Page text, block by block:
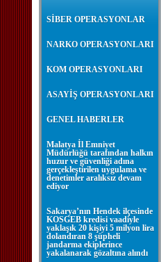
SİBER OPERASYONLAR
NARKO OPERASYONLARI
KOM OPERASYONLARI
ASAYİŞ OPERASYONLARI
GENEL HABERLER
Malatya İl Emniyet
Müdürlüğü tarafından halkın
huzur ve güvenliği adına
gerçekleştirilen uygulama ve
denetimler aralıksız devam
ediyor
Sakarya’nın Hendek ilçesinde
KOSGEB kredisi vaadiyle
yaklaşık 20 kişiyi 5 milyon lira
dolandıran 8 şüpheli
jandarma ekiplerince
yakalanarak gözaltına alındı